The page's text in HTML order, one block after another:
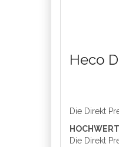
Heco
Die Direkt
Die Direkt